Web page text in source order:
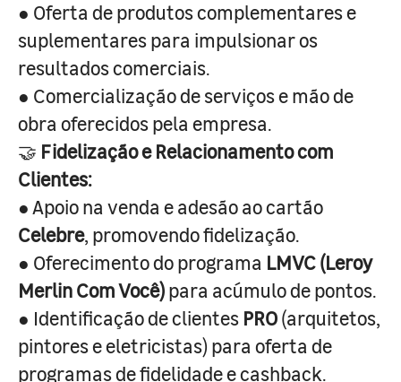
● Oferta de produtos complementares e
suplementares para impulsionar os
resultados comerciais.
● Comercialização de serviços e mão de
obra oferecidos pela empresa.
🤝 Fidelização e Relacionamento com
Clientes:
● Apoio na venda e adesão ao cartão
Celebre, promovendo fidelização.
● Oferecimento do programa LMVC (Leroy
Merlin Com Você)para acúmulo de pontos.
● Identificação de clientes PRO(arquitetos,
pintores e eletricistas) para oferta de
programas de fidelidade e cashback.